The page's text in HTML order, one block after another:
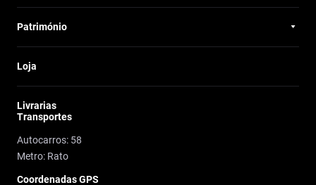
Património
Loja
Livrarias
Transportes
Autocarros: 58
Metro: Rato
Coordenadas GPS